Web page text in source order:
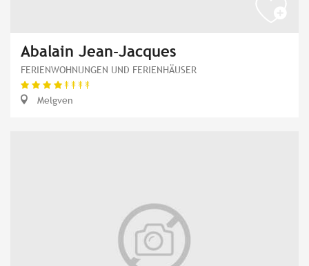
Abalain Jean-Jacques
FERIENWOHNUNGEN UND FERIENHÄUSER
Melgven